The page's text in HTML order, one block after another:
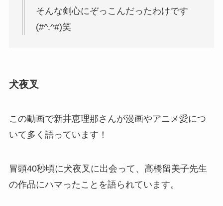
そんな剣心にぞっこんだったわけです
(#^.^#)笑
犬夜叉
この動画で新井恵理那さんが漫画やアニメ愛につ
いて多く語っています！
冒頭40秒頃に犬夜叉に出会って、高橋留美子先生
の作品にハマったことを語られています。